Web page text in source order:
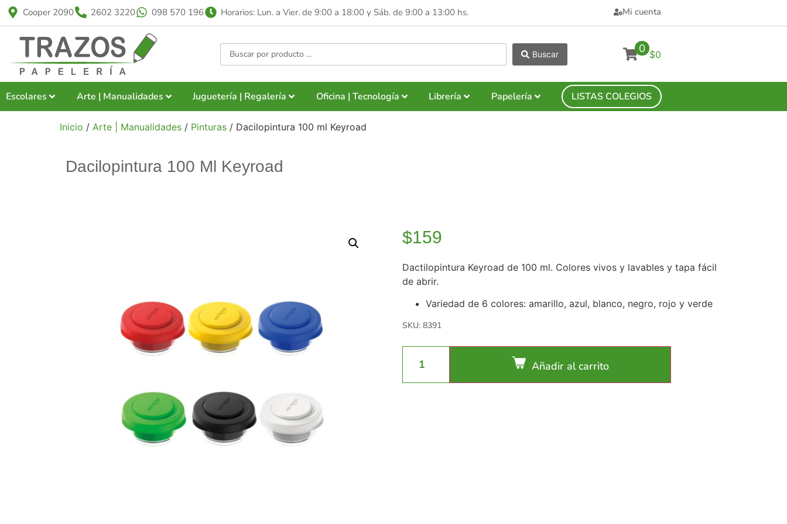
Cooper 2090 2602 3220 098 570 196 Horarios: Lun. a Vier. de 9:00 a 18:00 y Sáb. de 9:00 a 13:00 hs. Mi cuenta
Buscar 0 $0
Escolares Arte | Manualidades Juguetería | Regalería Oficina | Tecnología Librería Papelería LISTAS COLEGIOS
Inicio / Arte | Manualidades / Pinturas / Dacilopintura 100 ml Keyroad
Dacilopintura 100 Ml Keyroad
$159
Dactilopintura Keyroad de 100 ml. Colores vivos y lavables y tapa fácil
de abrir.
Variedad de 6 colores: amarillo, azul, blanco, negro, rojo y verde
SKU: 8391
Añadir al carrito